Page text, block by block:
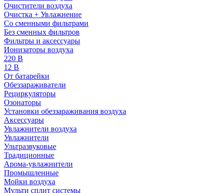
Очистители воздуха
Очистка + Увлажнение
Cо сменными фильтрами
Без сменных фильтров
Фильтры и аксессуары
Ионизаторы воздуха
220 В
12 В
От батарейки
Обеззараживатели
Рециркуляторы
Озонаторы
Установки обеззараживания воздуха
Аксессуары
Увлажнители воздуха
Увлажнители
Ультразвуковые
Традиционные
Арома-увлажнители
Промышленные
Мойки воздуха
Мульти сплит системы